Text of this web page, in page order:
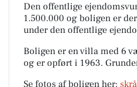
Den offentlige
1.500.000 og boligen er
under den offentlige
Boligen er en villa med 6
og er opført i 1963.
Se fotos af boligen her: